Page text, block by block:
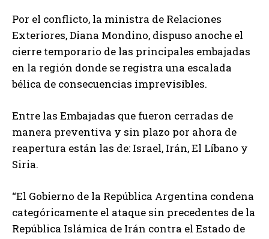
Por el conflicto, la ministra de Relaciones
Exteriores, Diana Mondino, dispuso anoche el
cierre temporario de las principales embajadas
en la región donde se registra una escalada
bélica de consecuencias imprevisibles.
Entre las Embajadas que fueron cerradas de
manera preventiva y sin plazo por ahora de
reapertura están las de: Israel, Irán, El Líbano y
Siria.
“El Gobierno de la República Argentina condena
categóricamente el ataque sin precedentes de la
República Islámica de Irán contra el Estado de